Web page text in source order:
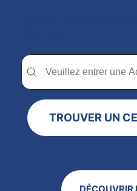
Trouver un centre
Trouver un centre dentaire
TROUVER UN